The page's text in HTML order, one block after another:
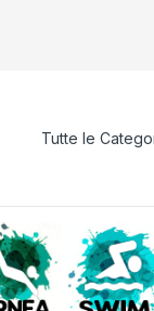
APNEA